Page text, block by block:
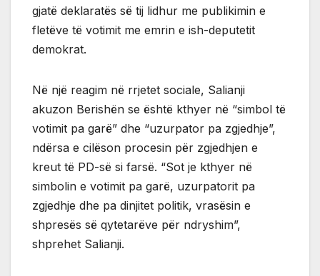
gjatë deklaratës së tij lidhur me publikimin e
fletëve të votimit me emrin e ish-deputetit
demokrat.
Në një reagim në rrjetet sociale, Salianji
akuzon Berishën se është kthyer në “simbol të
votimit pa garë” dhe “uzurpator pa zgjedhje”,
ndërsa e cilëson procesin për zgjedhjen e
kreut të PD-së si farsë. “Sot je kthyer në
simbolin e votimit pa garë, uzurpatorit pa
zgjedhje dhe pa dinjitet politik, vrasësin e
shpresës së qytetarëve për ndryshim”,
shprehet Salianji.